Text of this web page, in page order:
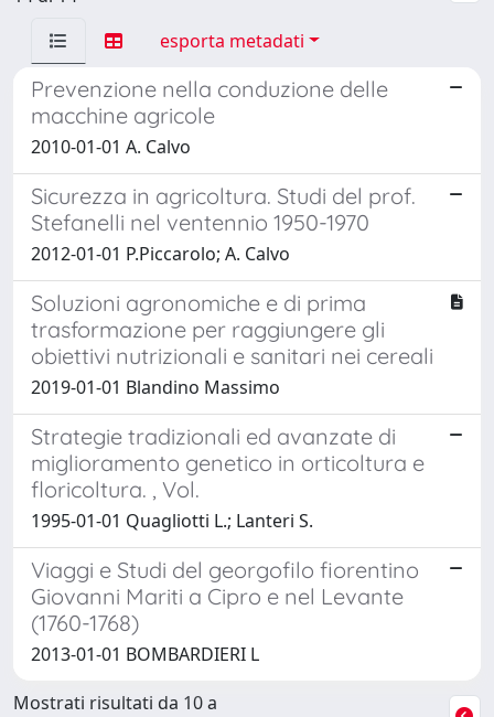
esporta metadati
Prevenzione nella conduzione delle
macchine agricole
2010-01-01 A. Calvo
Sicurezza in agricoltura. Studi del prof.
Stefanelli nel ventennio 1950-1970
2012-01-01 P.Piccarolo; A. Calvo
Soluzioni agronomiche e di prima
trasformazione per raggiungere gli
obiettivi nutrizionali e sanitari nei cereali
2019-01-01 Blandino Massimo
Strategie tradizionali ed avanzate di
miglioramento genetico in orticoltura e
floricoltura. , Vol.
1995-01-01 Quagliotti L.; Lanteri S.
Viaggi e Studi del georgofilo fiorentino
Giovanni Mariti a Cipro e nel Levante
(1760-1768)
2013-01-01 BOMBARDIERI L
Mostrati risultati da 10 a